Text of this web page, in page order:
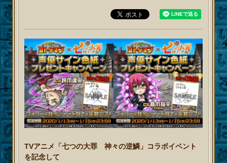
TVアニメ「七つの大罪 神々の逆鱗」コラボイベント
を記念して